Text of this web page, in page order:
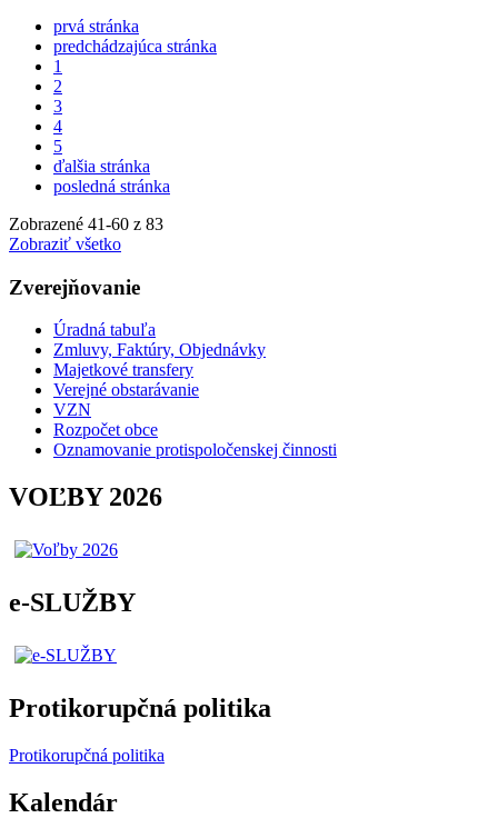
prvá stránka
predchádzajúca stránka
1
2
3
4
5
ďalšia stránka
posledná stránka
Zobrazené 41-60 z 83
Zobraziť všetko
Zverejňovanie
Úradná tabuľa
Zmluvy, Faktúry, Objednávky
Majetkové transfery
Verejné obstarávanie
VZN
Rozpočet obce
Oznamovanie protispoločenskej činnosti
VOĽBY 2026
e-SLUŽBY
Protikorupčná politika
Protikorupčná politika
Kalendár